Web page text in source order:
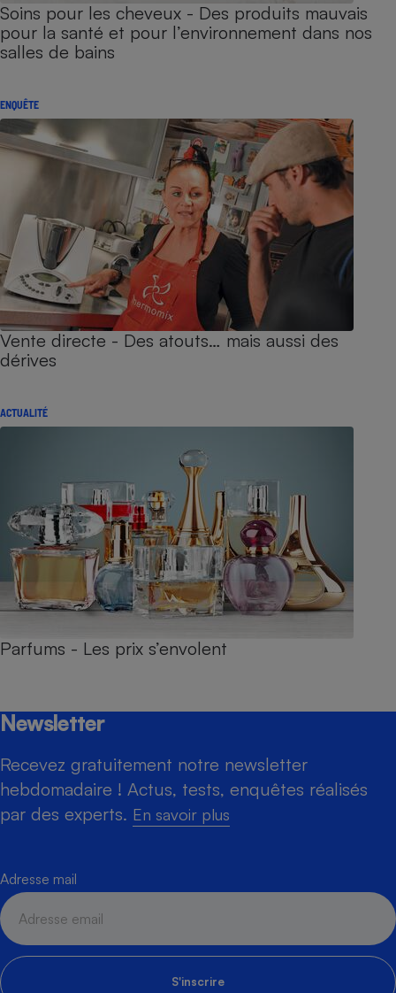
Soins pour les cheveux - Des produits mauvais
pour la santé et pour l’environnement dans nos
salles de bains
ENQUÊTE
Vente directe - Des atouts… mais aussi des
dérives
ACTUALITÉ
Parfums - Les prix s’envolent
Newsletter
Recevez gratuitement notre newsletter
hebdomadaire ! Actus, tests, enquêtes réalisés
par des experts. En savoir plus
Adresse mail
S'inscrire